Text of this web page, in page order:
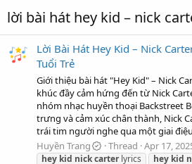
lời bài hát hey kid – nick
Lời Bài Hát Hey Kid – Nick
Tuổi Trẻ
Giới thiệu bài hát "Hey Kid" – Nick
khúc đầy cảm hứng đến từ Nick
nhóm nhạc huyền thoại Backstreet
trưng và cảm xúc chân thành, Nick
trái tim người nghe qua một giai
Huyền Trang
Thread Apr 17,
hey kid nickcarterlyrics hey kid